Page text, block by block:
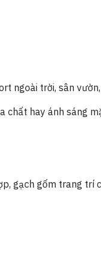
ngoài trời, sân
hay ánh sáng
gạch gốm trang